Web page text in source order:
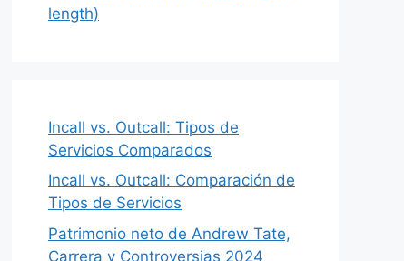
length)
Incall vs. Outcall: Tipos de
Servicios Comparados
Incall vs. Outcall: Comparación de
Tipos de Servicios
Patrimonio neto de Andrew Tate,
Carrera y Controversias 2024